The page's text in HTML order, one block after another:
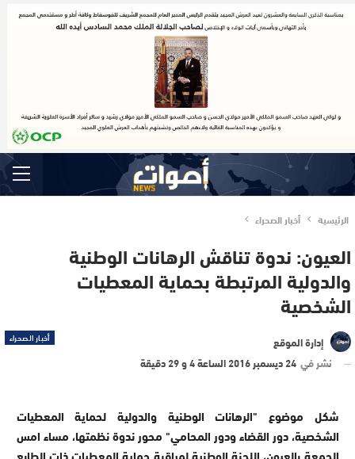
الرئيسية أخبار الصحراء
العيون: ندوة تناقش الرهانات الوطنية
والدولية المرتبطة بحماية المعطيات
الشخصية
أخبار الصحراء
إدارة الموقع
نشر في 24 ديسمبر 2016 الساعة 4 و 29 دقيقة
شكل موضوع "الرهانات الوطنية والدولية لحماية المعطيات
الشخصية، دور القضاء ودور المحامي" محور ندوة نظمتها، مساء امس